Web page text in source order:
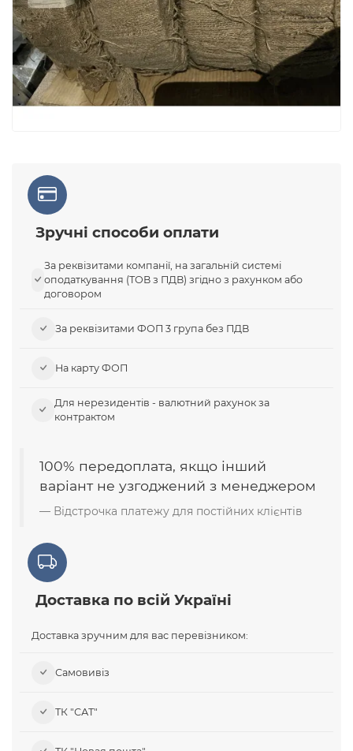
Зручні способи оплати
За реквізитами компанії, на загальній системі
оподаткування (ТОВ з ПДВ) згідно з рахунком або
договором
За реквізитами ФОП 3 група без ПДВ
На карту ФОП
Для нерезидентів - валютний рахунок за
контрактом
100% передоплата, якщо інший
варіант не узгоджений з менеджером
Відстрочка платежу для постійних клієнтів
Доставка по всій Україні
Доставка зручним для вас перевізником:
Самовивіз​
ТК "САТ"